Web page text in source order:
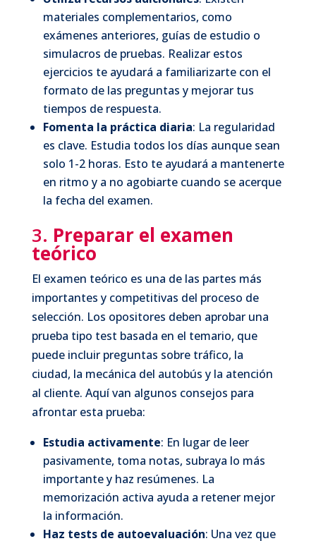
materiales complementarios, como
exámenes anteriores, guías de estudio o
simulacros de pruebas. Realizar estos
ejercicios te ayudará a familiarizarte con el
formato de las preguntas y mejorar tus
tiempos de respuesta.
Fomenta la práctica diaria: La regularidad
es clave. Estudia todos los días aunque sean
solo 1-2 horas. Esto te ayudará a mantenerte
en ritmo y a no agobiarte cuando se acerque
la fecha del examen.
3. Preparar el examen
teórico
El examen teórico es una de las partes más
importantes y competitivas del proceso de
selección. Los opositores deben aprobar una
prueba tipo test basada en el temario, que
puede incluir preguntas sobre tráfico, la
ciudad, la mecánica del autobús y la atención
al cliente. Aquí van algunos consejos para
afrontar esta prueba:
Estudia activamente: En lugar de leer
pasivamente, toma notas, subraya lo más
importante y haz resúmenes. La
memorización activa ayuda a retener mejor
la información.
Haz tests de autoevaluación: Una vez que